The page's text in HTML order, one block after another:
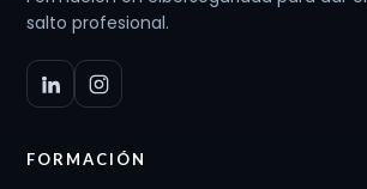
salto profesional.
FORMACIÓN